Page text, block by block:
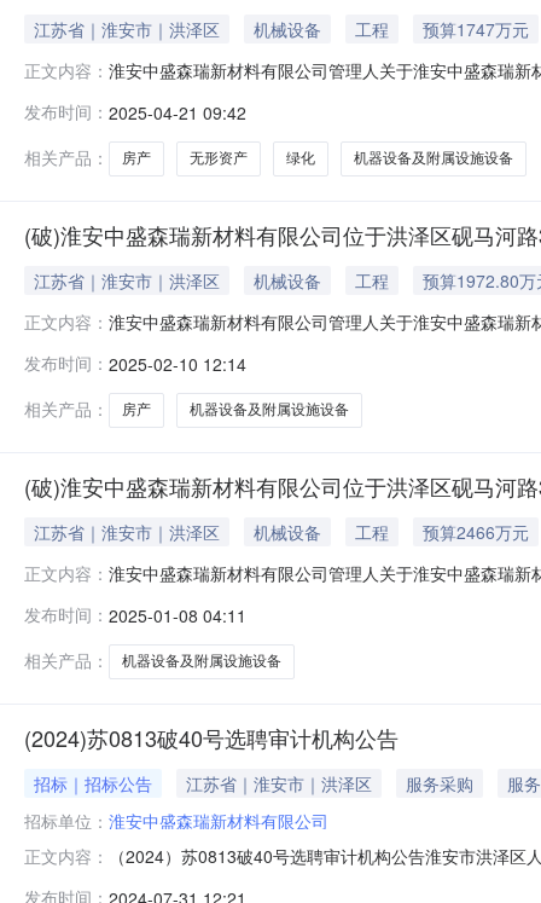
江苏省｜淮安市｜洪泽区 机械设备 工程
预算1747万元
正文内容： 淮安中盛森瑞新材料有限公司管理人关于淮安中盛森瑞
进行公开拍卖活动。本次拍卖的处置单位：淮安中盛森
发布时间： 2025-04-21 09:42
相关产品：
房产 无形资产 绿化 机器设备及附属设施设备
(破)淮安中盛森瑞新材料有限公司位于洪泽区砚马河
江苏省｜淮安市｜洪泽区 机械设备 工程
预算1972.80万
正文内容： 淮安中盛森瑞新材料有限公司管理人关于淮安中盛森瑞
https://susong.taobao.com）进行公开拍卖活动。本次
公告如下：一、重要提示
发布时间： 2025-02-10 12:14
相关产品：
房产 机器设备及附属设施设备
(破)淮安中盛森瑞新材料有限公司位于洪泽区砚马河
江苏省｜淮安市｜洪泽区 机械设备 工程
预算2466万元
正文内容： 淮安中盛森瑞新材料有限公司管理人关于淮安中盛森瑞
进行公开拍卖活动。本次拍卖的处置单位：淮安中盛森
发布时间： 2025-01-08 04:11
相关产品：
机器设备及附属设施设备
(2024)苏0813破40号选聘审计机构公告
招标｜招标公告 江苏省｜淮安市｜洪泽区 服务采购
服务
招标单位： 淮安中盛森瑞新材料有限公司
正文内容：
（2024）苏0813破40号选聘审计机构公告淮安市洪泽
发布时间： 2024-07-31 12:21